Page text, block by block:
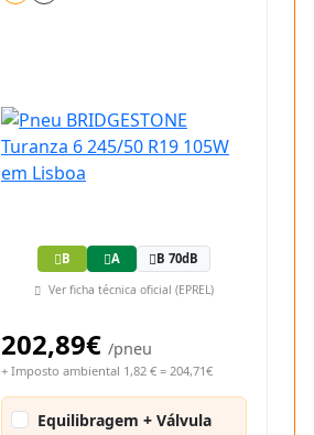
B A B 70dB
Ver ficha técnica oficial (EPREL)
202,89€ /pneu
+ Imposto ambiental 1,82 € = 204,71€
Equilibragem + Válvula